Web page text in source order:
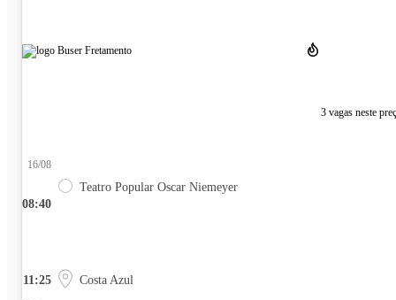
3 vagas neste
08:40
16/08
Teatro Popular Oscar Niemeyer
11:25 Costa Azul